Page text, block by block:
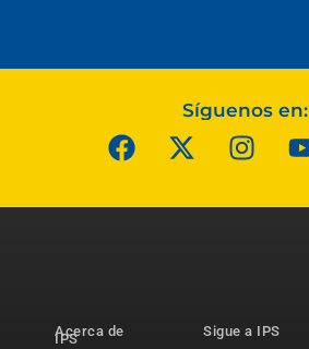
Síguenos en:
Acerca de
IPS
Sigue a IPS